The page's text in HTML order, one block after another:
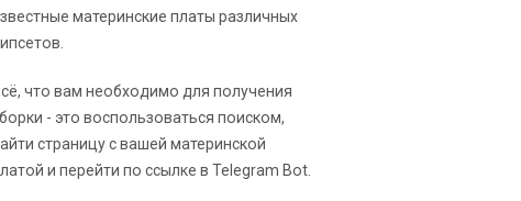
материнские платы различных
что вам необходимо для получения
- это воспользоваться поиском,
страницу с вашей материнской
и перейти по ссылке в Telegram Bot.